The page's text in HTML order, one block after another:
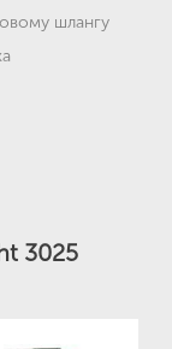
шлангу
3025